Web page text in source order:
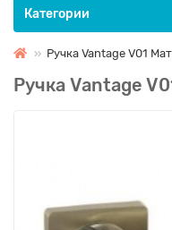
Все категории
Категории
Ручка Vantage V01
Ручка Vantage